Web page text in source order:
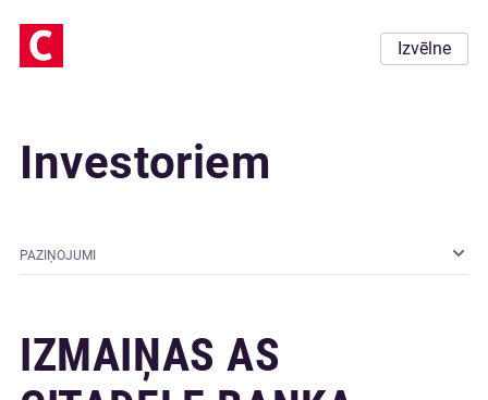
Izvēlne
Investoriem
PAZIŅOJUMI
IZMAIŅAS AS